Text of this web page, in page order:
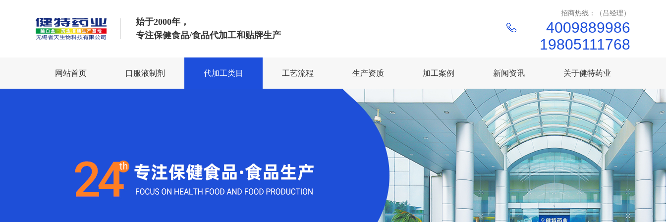
始于2000年，
专注保健食品/食品代加工和贴牌生产
招商热线：（吕经理）
4009889986
19805111768
网站首页 口服液制剂 代加工类目 工艺流程 生产资质 加工案例 新闻资讯 关于健特药业